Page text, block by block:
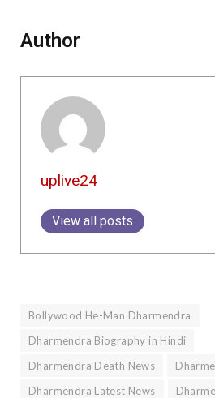
Author
uplive24
View all posts
Bollywood He-Man Dharmendra
Dharmendra Biography in Hindi
Dharmendra Death News
Dharmendra Latest News